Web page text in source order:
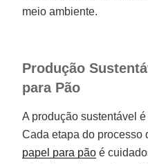
meio ambiente.
Produção
para Pão
A produção sustentável
Cada etapa do processo
papel para pão é